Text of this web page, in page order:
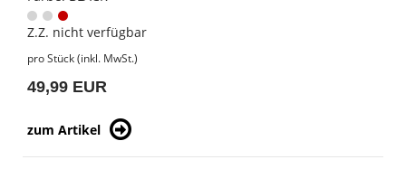
Z.Z. nicht verfügbar
pro Stück (inkl. MwSt.)
49,99 EUR
zum Artikel